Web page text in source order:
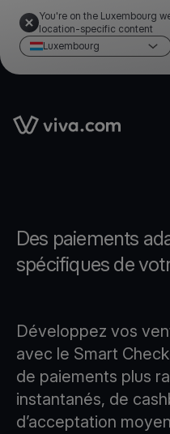
You're on the Luxembourg
location-specific content
Luxembourg
Link to the homepage
Des paiements
spécifiques de
Développez vos
avec le Smart
de paiements plus
instantanés, de
d’acceptation